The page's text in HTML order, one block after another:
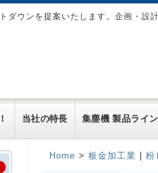
ダウンを提案いたします。企画・設
当社の特長 集塵機 製品ライ
Home > 板金加工業 粉